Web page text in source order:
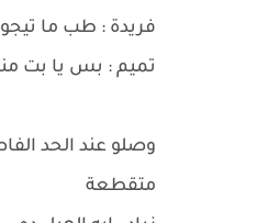
فريدة : طب ما
تميم : بس يا بت
وصلو عند الحد
متقطعة